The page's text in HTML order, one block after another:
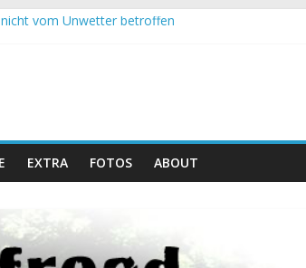
vom Unwetter betroffen
Weltmeister Seewald führt
ersten XCO-Rennen der Saison
EXTRA FOTOS ABOUT